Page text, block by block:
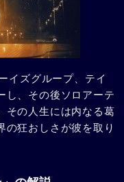
イズグループ、テイ
し、その後ソロアーテ
その人生には内なる葛
の狂おしさが彼を取り